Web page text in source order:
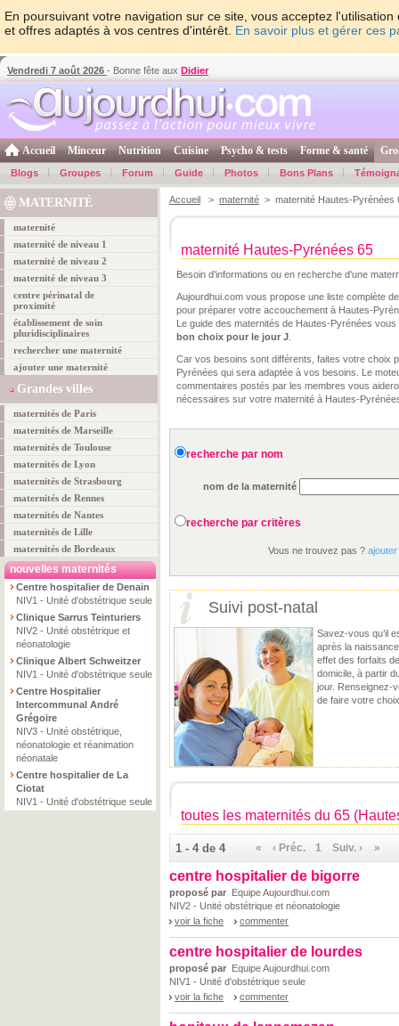
En poursuivant votre navigation sur ce site, vous acceptez
et offres adaptés à vos centres d'intérêt. En savoir plus et gérer ces
Vendredi 7 août 2026 - Bonne fête aux Didier
Accueil Minceur Nutrition Cuisine Psycho & tests Forme & santé
Blogs Groupes Forum Guide Photos Bons Plans
MATERNITÉ
maternité
maternité de niveau 1
maternité de niveau 2
maternité de niveau 3
centre périnatal de
proximité
établissement de soin
pluridisciplinaires
rechercher une maternité
ajouter une maternité
Grandes villes
maternités de Paris
maternités de Marseille
maternités de Toulouse
maternités de Lyon
maternités de Strasbourg
maternités de Rennes
maternités de Nantes
maternités de Lille
maternités de Bordeaux
nouvelles maternités
Centre hospitalier de Denain
NIV1 - Unité d'obstétrique seule
Clinique Sarrus Teinturiers
NIV2 - Unité obstétrique et
néonatologie
Clinique Albert Schweitzer
NIV1 - Unité d'obstétrique seule
Centre Hospitalier
Intercommunal André
Grégoire
NIV3 - Unité obstétrique,
néonatologie et réanimation
néonatale
Centre hospitalier de La
Ciotat
NIV1 - Unité d'obstétrique seule
Accueil > maternité > maternité Hautes-Pyrénées
maternité Hautes-Pyrénées 65
Besoin d'informations ou en recherche d'une
Aujourdhui.com vous propose une liste complète
pour préparer votre accouchement à Hautes-
Le guide des maternités de Hautes-Pyrénées
bon choix pour le jour J
Car vos besoins sont différents, faites votre choix
Pyrénées qui sera adaptée à vos besoins. Le
commentaires postés par les membres vous
nécessaires sur votre maternité à Hautes-
recherche par nom
nom de la maternité
recherche par critères
Vous ne trouvez pas ?
Suivi post-natal
Savez-vous qu’il
après la
effet des forfaits
domicile, à partir
jour. Renseignez-
de faire votre
toutes les maternités du 65
1 - 4 de 4 « ‹ Préc. 1 Suiv. › »
centre hospitalier de bigorre
proposé par Equipe Aujourdhui.com
NIV2 - Unité obstétrique et néonatologie
voir la fiche
commenter
centre hospitalier de lourdes
proposé par Equipe Aujourdhui.com
NIV1 - Unité d'obstétrique seule
voir la fiche
commenter